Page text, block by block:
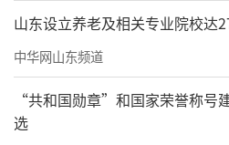
企业代表将齐聚青岛，
计，共享蓝色发展机遇。
（来源：海报新闻记
山东设立养老及相关专业院校达
中华网山东频道
“共和国勋章”和国家荣誉称号
选